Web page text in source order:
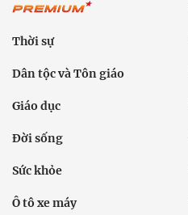
Thời sự
Dân tộc và Tôn giáo
Giáo dục
Đời sống
Sức khỏe
Ô tô xe máy